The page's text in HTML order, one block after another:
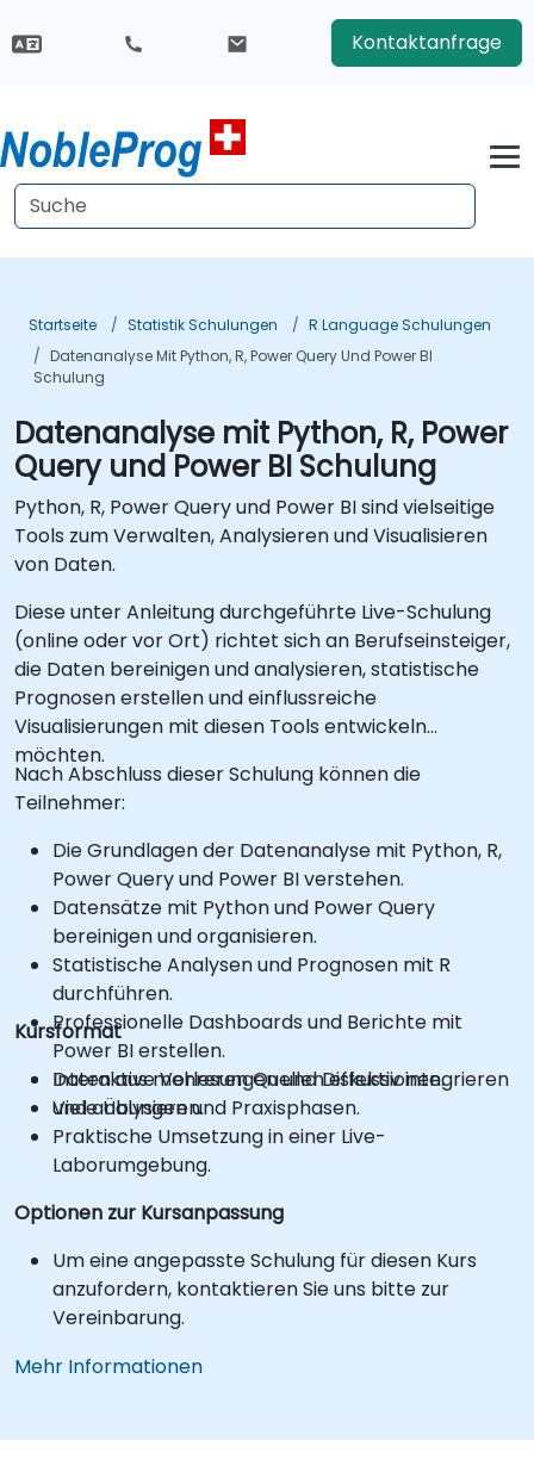
Kontaktanfrage
Startseite Statistik Schulungen
R Language Schulungen
Datenanalyse Mit Python, R, Power Query Und Power BI
Schulung
Datenanalyse mit Python, R, Power
Query und Power BI Schulung
Python, R, Power Query und Power BI sind vielseitige
Tools zum Verwalten, Analysieren und Visualisieren
von Daten.
Diese unter Anleitung durchgeführte Live-Schulung
(online oder vor Ort) richtet sich an Berufseinsteiger,
die Daten bereinigen und analysieren, statistische
Prognosen erstellen und einflussreiche
Visualisierungen mit diesen Tools entwickeln
möchten.
Nach Abschluss dieser Schulung können die
Teilnehmer:
Die Grundlagen der Datenanalyse mit Python, R,
Power Query und Power BI verstehen.
Datensätze mit Python und Power Query
bereinigen und organisieren.
Statistische Analysen und Prognosen mit R
durchführen.
Professionelle Dashboards und Berichte mit
Power BI erstellen.
Daten aus mehreren Quellen effektiv integrieren
und analysieren.
Kursformat
Interaktive Vorlesungen und Diskussionen.
Viele Übungen und Praxisphasen.
Praktische Umsetzung in einer Live-
Laborumgebung.
Optionen zur Kursanpassung
Um eine angepasste Schulung für diesen Kurs
anzufordern, kontaktieren Sie uns bitte zur
Vereinbarung.
Mehr Informationen